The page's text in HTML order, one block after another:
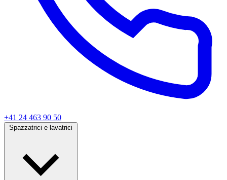
+41 24 463 90 50